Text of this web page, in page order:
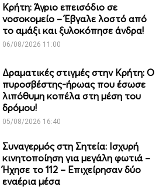
Κρήτη: Άγριο επεισόδιο σε
νοσοκομείο – Έβγαλε λοστό από
το αμάξι και ξυλοκόπησε άνδρα!
06/08/2026 11:00
Δραματικές στιγμές στην Κρήτη: Ο
πυροσβέστης-ήρωας που έσωσε
λιπόθυμη κοπέλα στη μέση του
δρόμου!
05/08/2026 16:40
Συναγερμός στη Σητεία: Ισχυρή
κινητοποίηση για μεγάλη φωτιά –
Ήχησε το 112 – Επιχείρησαν δύο
εναέρια μέσα